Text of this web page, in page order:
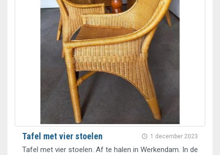
1 december 2023
Tafel met vier stoelen
Tafel met vier stoelen. Af te halen in Werkendam. In de